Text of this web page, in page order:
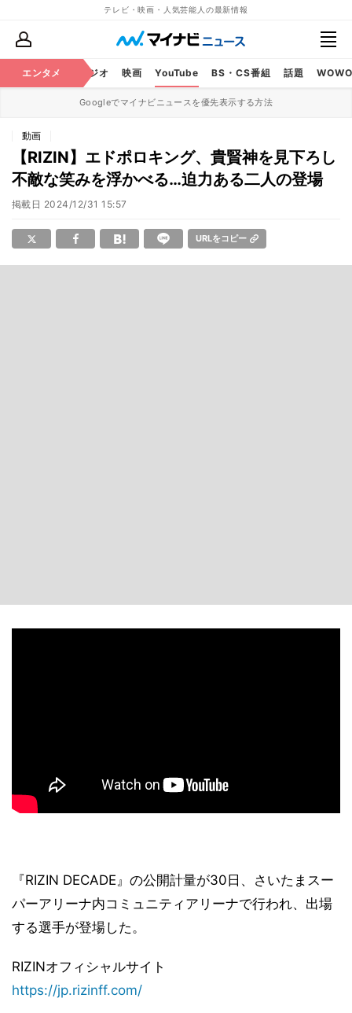
テレビ・映画・人気芸能人の最新情報
エンタメ
テレビ ラジオ 映画 YouTube BS・CS番組 話題
Googleでマイナビニュースを優先表示する方法
動画
【RIZIN】エドポロキング、貴賢神を見下ろし
不敵な笑みを浮かべる…迫力ある二人の登場
掲載日 2024/12/31 15:57
URLをコピー
『RIZIN DECADE』の公開計量が30日、さいたまスー
パーアリーナ内コミュニティアリーナで行われ、出場
する選手が登場した。
RIZINオフィシャルサイト
https://jp.rizinff.com/